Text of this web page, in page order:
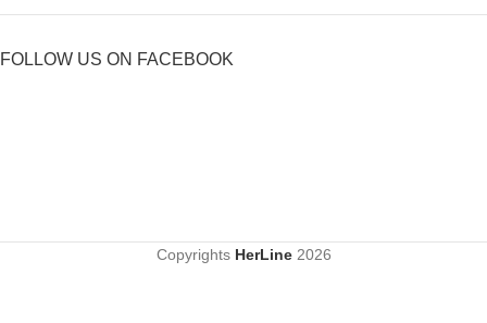
FOLLOW US ON FACEBOOK
Copyrights HerLine 2026